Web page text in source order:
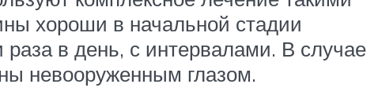
хороши в начальной стадии
в день, с интервалами. В случае
невооруженным глазом.